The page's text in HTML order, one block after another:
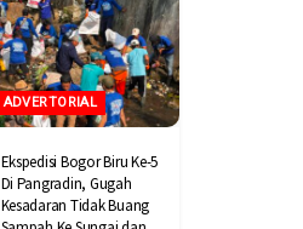
ADVERTORIAL
Ekspedisi Bogor Biru Ke-5
Di Pangradin, Gugah
Kesadaran Tidak Buang